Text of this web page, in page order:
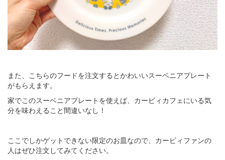
また、こちらのフードを注文するとかわいいスーベニアプレート
がもらえます。
家でこのスーベニアプレートを使えば、カービィカフェにいる気
分を味わえること間違いなし！
ここでしかゲットできない限定のお皿なので、カービィファンの
人はぜひ注文してみてください。